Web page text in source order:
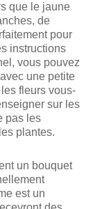
que le jaune
de
pour
instructions
vous pouvez
une petite
fleurs vous-
sur les
pas les
plantes.
un bouquet
est un